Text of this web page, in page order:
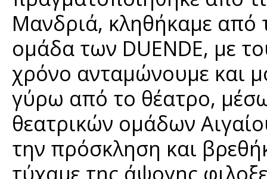
Μανδριά, κληθήκαμε από
ομάδα των DUENDE, με
χρόνο ανταμώνουμε και
γύρω από το θέατρο,
θεατρικών ομάδων
την πρόσκληση και
τύχαμε της άψογης